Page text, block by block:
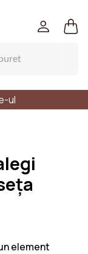
ul
element